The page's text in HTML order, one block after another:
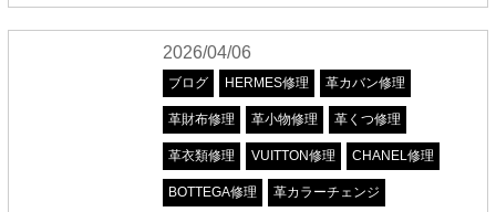
2026/04/06
ブログ HERMES修理 革カバン修理
革財布修理 革小物修理 革くつ修理
革衣類修理 VUITTON修理 CHANEL修理
BOTTEGA修理 革カラーチェンジ